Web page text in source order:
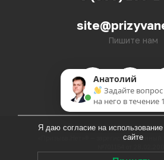
Пишите нам
«Призыва.Нет»® —
Я даю согласие на
сайте